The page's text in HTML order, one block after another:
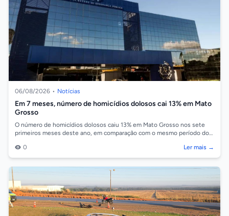
06/08/2026 • Notícias
Em 7 meses, número de homicídios dolosos cai 13% em Mato
Grosso
O número de homicídios dolosos caiu 13% em Mato Grosso nos sete
primeiros meses deste ano, em comparação com o mesmo período do
0
Ler mais →